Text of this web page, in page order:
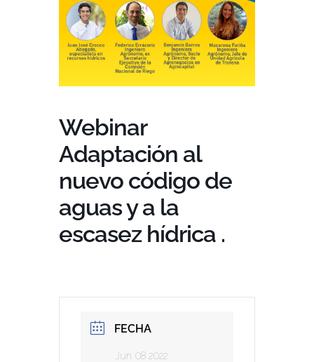
Webinar
Adaptación al
nuevo código de
aguas y a la
escasez hídrica .
FECHA
Jun 08 2022